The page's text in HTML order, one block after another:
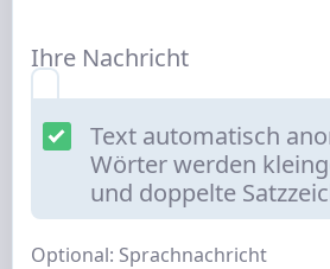
Ihre Nachricht
Text automatisch
Wörter werden
und doppelte
Optional: Sprachnachricht